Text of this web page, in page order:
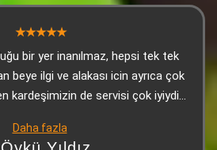
bir yer inanılmaz, hepsi tek tek
beye ilgi ve alakası icin ayrıca çok
kardeşimizin de servisi çok iyiydi
Daha fazla